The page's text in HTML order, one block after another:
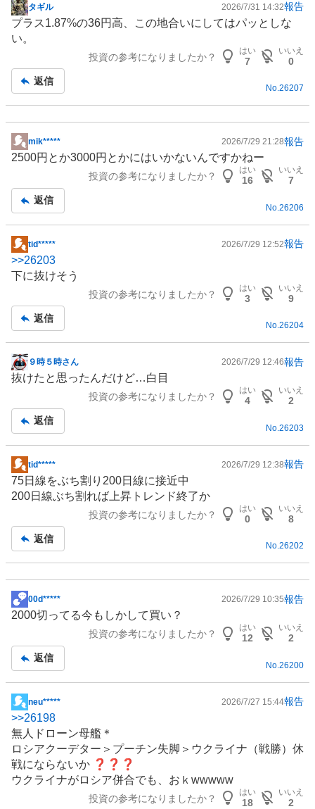
掲
示
板
タギル 2026/7/31 14:32報告
プラス1.87%の36円高、この地合いにしてはパッとしな
い。
投資の参考になりましたか？
はい
7
いいえ
0
返信
No.26207
掲
示
事
mik***** 2026/7/29 21:28報告
2500円とか3000円とかにはいかないんですかねー
投資の参考になりましたか？
はい
16
いいえ
7
返信
No. 26206
掲
示
板
tid***** 2026/7/29 12:52報告
>>26203
下に抜けそう
投資の参考になりましたか？
はい
3
いいえ
9
返信
No.26204
掲
示
事
９時５時さん 2026/7/29 12:46報告
抜けたと思ったんだけど…白目
投資の参考になりましたか？
はい
4
いいえ
2
返信
No. 26203
掲
示
板
tid***** 2026/7/29 12:38報告
75日線をぶち割り200日線に接近中
200日線ぶち割れば上昇トレンド終了か
投資の参考になりましたか？
はい
0
いいえ
8
返信
No.26202
掲
示
事
00d***** 2026/7/29 10:35報告
2000切ってる今もしかして買い？
投資の参考になりましたか？
はい
12
いいえ
2
返信
No. 26200
掲
示
板
記
事
neu***** 2026/7/27 15:44報告
>>26198
無人 ドローン母艦＊
ロシアクーデター＞プーチン失脚＞ウクライナ（戦勝）休
戦にならないか ❓❓❓
ウクライナがロシア併合でも、おｋwwwww
投資の参考になりましたか？
はい
18
いいえ
2